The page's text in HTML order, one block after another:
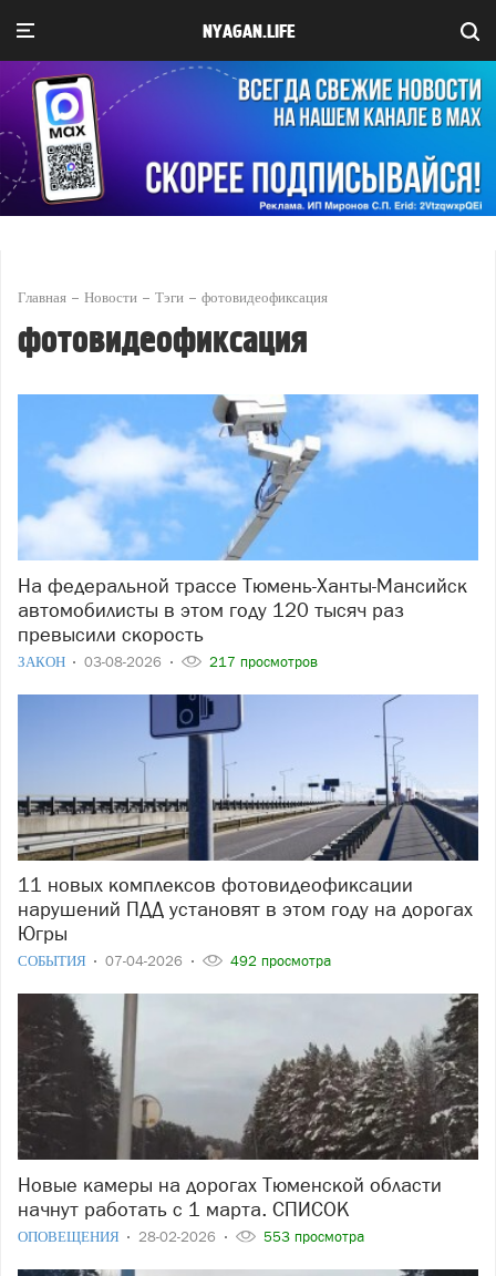
NYAGAN.LIFE
Главная Новости Тэги фотовидеофиксация
фотовидеофиксация
На федеральной трассе Тюмень-Ханты-Мансийск
автомобилисты в этом году 120 тысяч раз
превысили скорость
ЗАКОН 03-08-2026 217 просмотров
11 новых комплексов фотовидеофиксации
нарушений ПДД установят в этом году на дорогах
Югры
СОБЫТИЯ 07-04-2026 492 просмотра
Новые камеры на дорогах Тюменской области
начнут работать с 1 марта. СПИСОК
ОПОВЕЩЕНИЯ 28-02-2026 553 просмотра